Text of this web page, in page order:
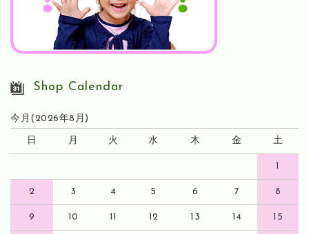
Shop Calendar
今月(2026年8月)
日 月 火 水 木 金 土
1
2 3 4 5 6 7 8
9 10 11 12 13 14 15